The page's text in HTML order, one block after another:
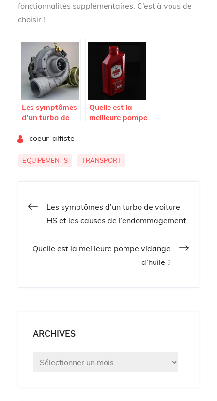
fonctionnalités supplémentaires. C’est à vous de
choisir !
Les symptômes
d’un turbo de
causes de
ent
Quelle est la
meilleure pompe
coeur-alfiste
EQUIPEMENTS TRANSPORT
Navigation
Les symptômes d’un turbo de voiture
HS et les causes de l’endommagement
Quelle est la meilleure pompe vidange
d’huile ?
ARCHIVES
Archives